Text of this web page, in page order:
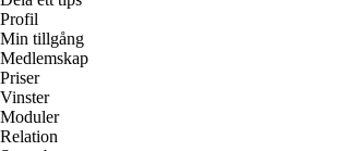
Profil
Min tillgång
Medlemskap
Priser
Vinster
Moduler
Relation